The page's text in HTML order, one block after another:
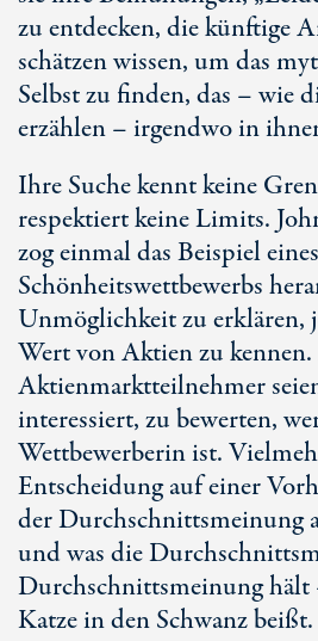
zu entdecken, die künftige
schätzen wissen, um das
Selbst zu finden, das – wie
erzählen – irgendwo in
Ihre Suche kennt keine
respektiert keine Limits.
zog einmal das Beispiel eines
Schönheitswettbewerbs
Unmöglichkeit zu erklären,
Wert von Aktien zu
Aktienmarktteilnehmer
interessiert, zu bewerten,
Wettbewerberin ist.
Entscheidung auf einer
der Durchschnittsmeinung
und was die
Durchschnittsmeinung
Katze in den Schwanz beißt.